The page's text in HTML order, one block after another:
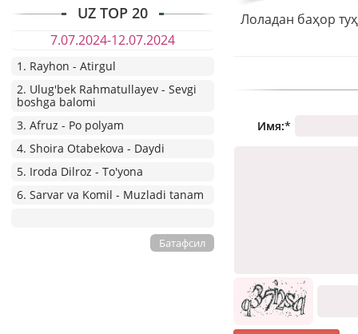
Лоладан баҳор
Имя:*
UZ TOP 20
7.07.2024-12.07.2024
1. Rayhon - Atirgul
2. Ulug'bek Rahmatullayev - Sevgi
boshga balomi
3. Afruz - Po polyam
4. Shoira Otabekova - Daydi
5. Iroda Dilroz - To'yona
6. Sarvar va Komil - Muzladi tanam
Батафсил